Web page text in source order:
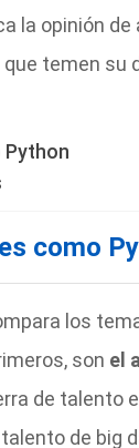
la opinión
temen su
Python
como
los
son el
de talento
de big